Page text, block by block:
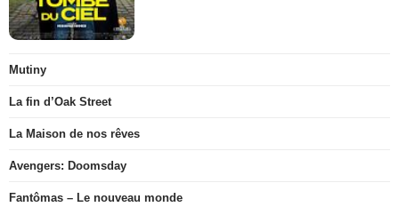
Mutiny
La fin d’Oak Street
La Maison de nos rêves
Avengers: Doomsday
Fantômas – Le nouveau monde